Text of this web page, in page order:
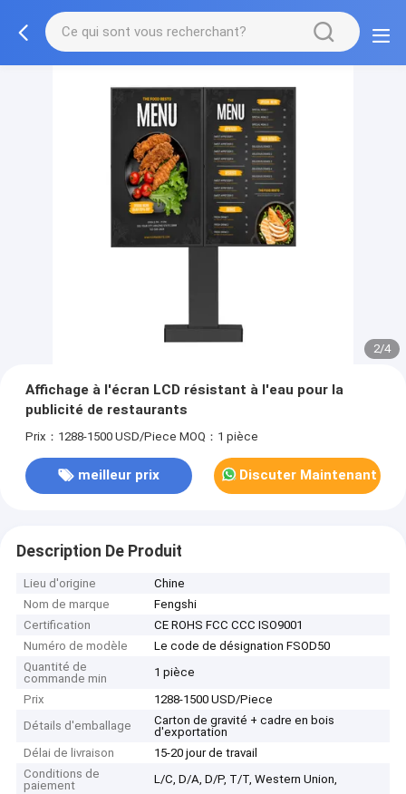
2/4
Affichage à l'écran LCD résistant à l'eau pour la
publicité de restaurants
Prix：1288-1500 USD/Piece MOQ：1 pièce
meilleur prix Discuter Maintenant
Description De Produit
Lieu d'origine
Chine
Nom de marque
Fengshi
Certification
CE ROHS FCC CCC ISO9001
Numéro de modèle
Le code de désignation FSOD50
Quantité de
commande min
1 pièce
Prix
1288-1500 USD/Piece
Détails d'emballage
Carton de gravité + cadre en bois
d'exportation
Délai de livraison
15-20 jour de travail
Conditions de
paiement
L/C, D/A, D/P, T/T, Western Union,